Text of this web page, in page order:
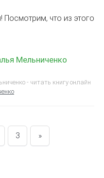
Посмотрим, что из этого
Мельниченко
- читать книгу онлайн
3 »